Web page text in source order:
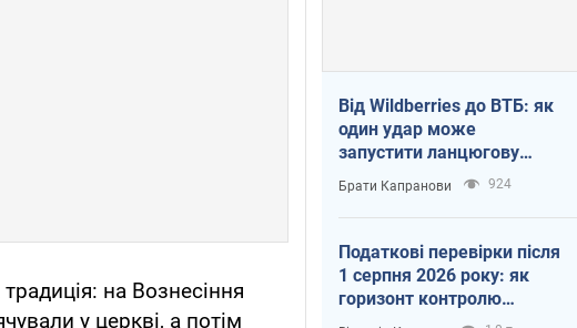
на Вознесіння
у церкві, а потім
Від Wildberries до ВТБ: як
один удар може
запустити ланцюгову
реакцію в Росії
Брати Капранови 924
Податкові перевірки після
1 серпня 2026 року: як
горизонт контролю
скорочується з 6,5 до 3